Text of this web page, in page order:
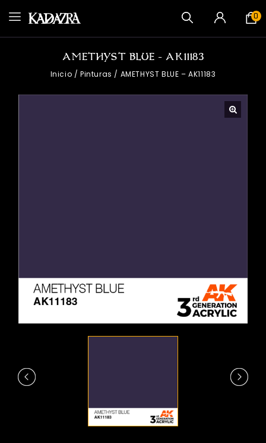
0
AMETHYST BLUE – AK11183
Inicio / Pinturas / AMETHYST BLUE – AK11183